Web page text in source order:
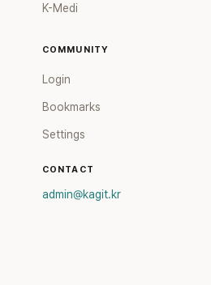
K-Medi
COMMUNITY
Login
Bookmarks
Settings
CONTACT
admin@kagit.kr